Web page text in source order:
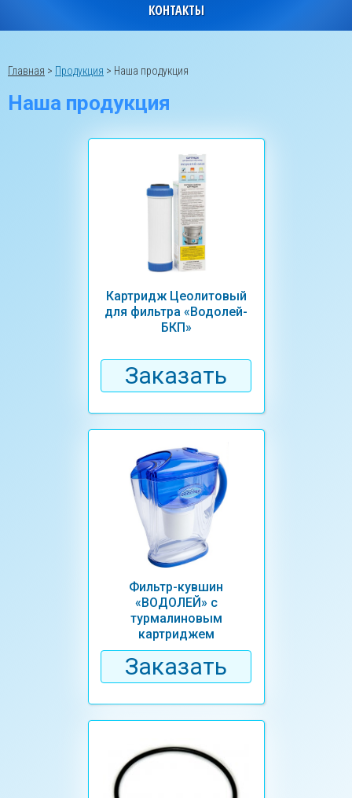
КОНТАКТЫ
Главная > Продукция > Наша продукция
Наша продукция
Картридж Цеолитовый
для фильтра «Водолей-
БКП»
Заказать
Фильтр-кувшин
«ВОДОЛЕЙ» с
турмалиновым
картриджем
Заказать